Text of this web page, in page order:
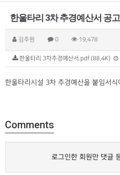
한울타리 3차 추경예산서 공고
김주원 0 19,478
한울타리 3차추경예산서.pdf (88.4K)
한울타리시설 3차 추경예산을 붙임서
Comments
로그인한 회원만 댓글